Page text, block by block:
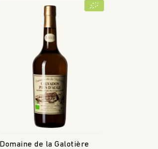
Domaine de la Galotière